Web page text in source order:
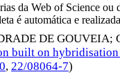
da Web of Science
é automática e
DE GOUVEIA;
built on
, 22/08064-7)